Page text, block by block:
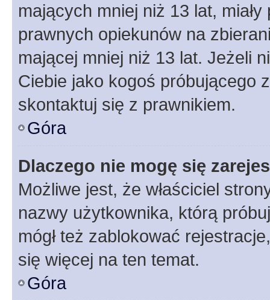
mających mniej niż 13 lat,
prawnych opiekunów na
mającej mniej niż 13 lat. Jeżeli
Ciebie jako kogoś próbującego
skontaktuj się z prawnikiem.
Góra
Dlaczego nie mogę się
Możliwe jest, że właściciel
nazwy użytkownika, którą
mógł też zablokować
się więcej na ten temat.
Góra